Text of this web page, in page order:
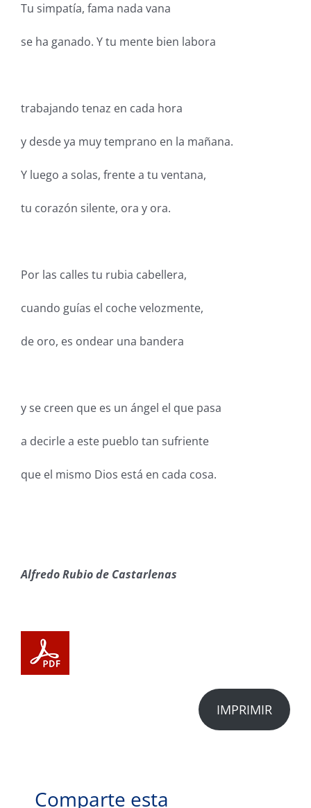
Tu simpatía, fama nada vana
se ha ganado. Y tu mente bien labora
trabajando tenaz en cada hora
y desde ya muy temprano en la mañana.
Y luego a solas, frente a tu ventana,
tu corazón silente, ora y ora.
Por las calles tu rubia cabellera,
cuando guías el coche velozmente,
de oro, es ondear una bandera
y se creen que es un ángel el que pasa
a decirle a este pueblo tan sufriente
que el mismo Dios está en cada cosa.
Alfredo Rubio de Castarlenas
IMPRIMIR
Comparte esta